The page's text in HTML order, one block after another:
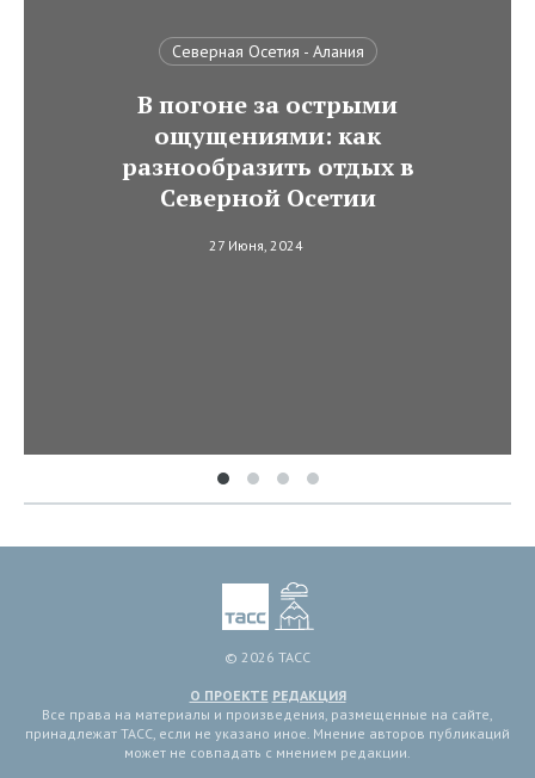
Северная Осетия - Алания
В погоне за острыми
ощущениями: как
разнообразить отдых в
Северной Осетии
27 Июня, 2024
© 2026 ТАСС
О ПРОЕКТЕ РЕДАКЦИЯ
Все права на материалы и произведения, размещенные на сайте,
принадлежат ТАСС, если не указано иное. Мнение авторов публикаций
может не совпадать с мнением редакции.